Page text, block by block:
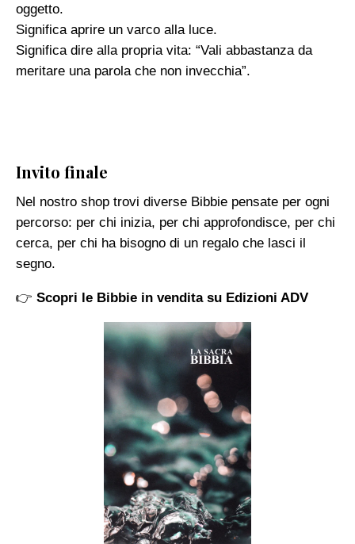
oggetto.
Significa aprire un varco alla luce.
Significa dire alla propria vita: “Vali abbastanza da
meritare una parola che non invecchia”.
Invito finale
Nel nostro shop trovi diverse Bibbie pensate per ogni
percorso: per chi inizia, per chi approfondisce, per chi
cerca, per chi ha bisogno di un regalo che lasci il
segno.
👉 Scopri le Bibbie in vendita su Edizioni ADV